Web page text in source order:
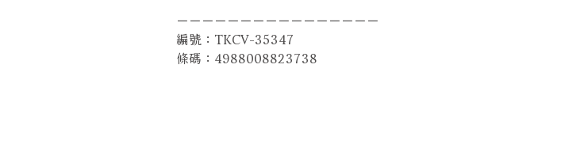
－－－－－－－－－－－－－－－－
編號：TKCV-35347
條碼：4988008823738